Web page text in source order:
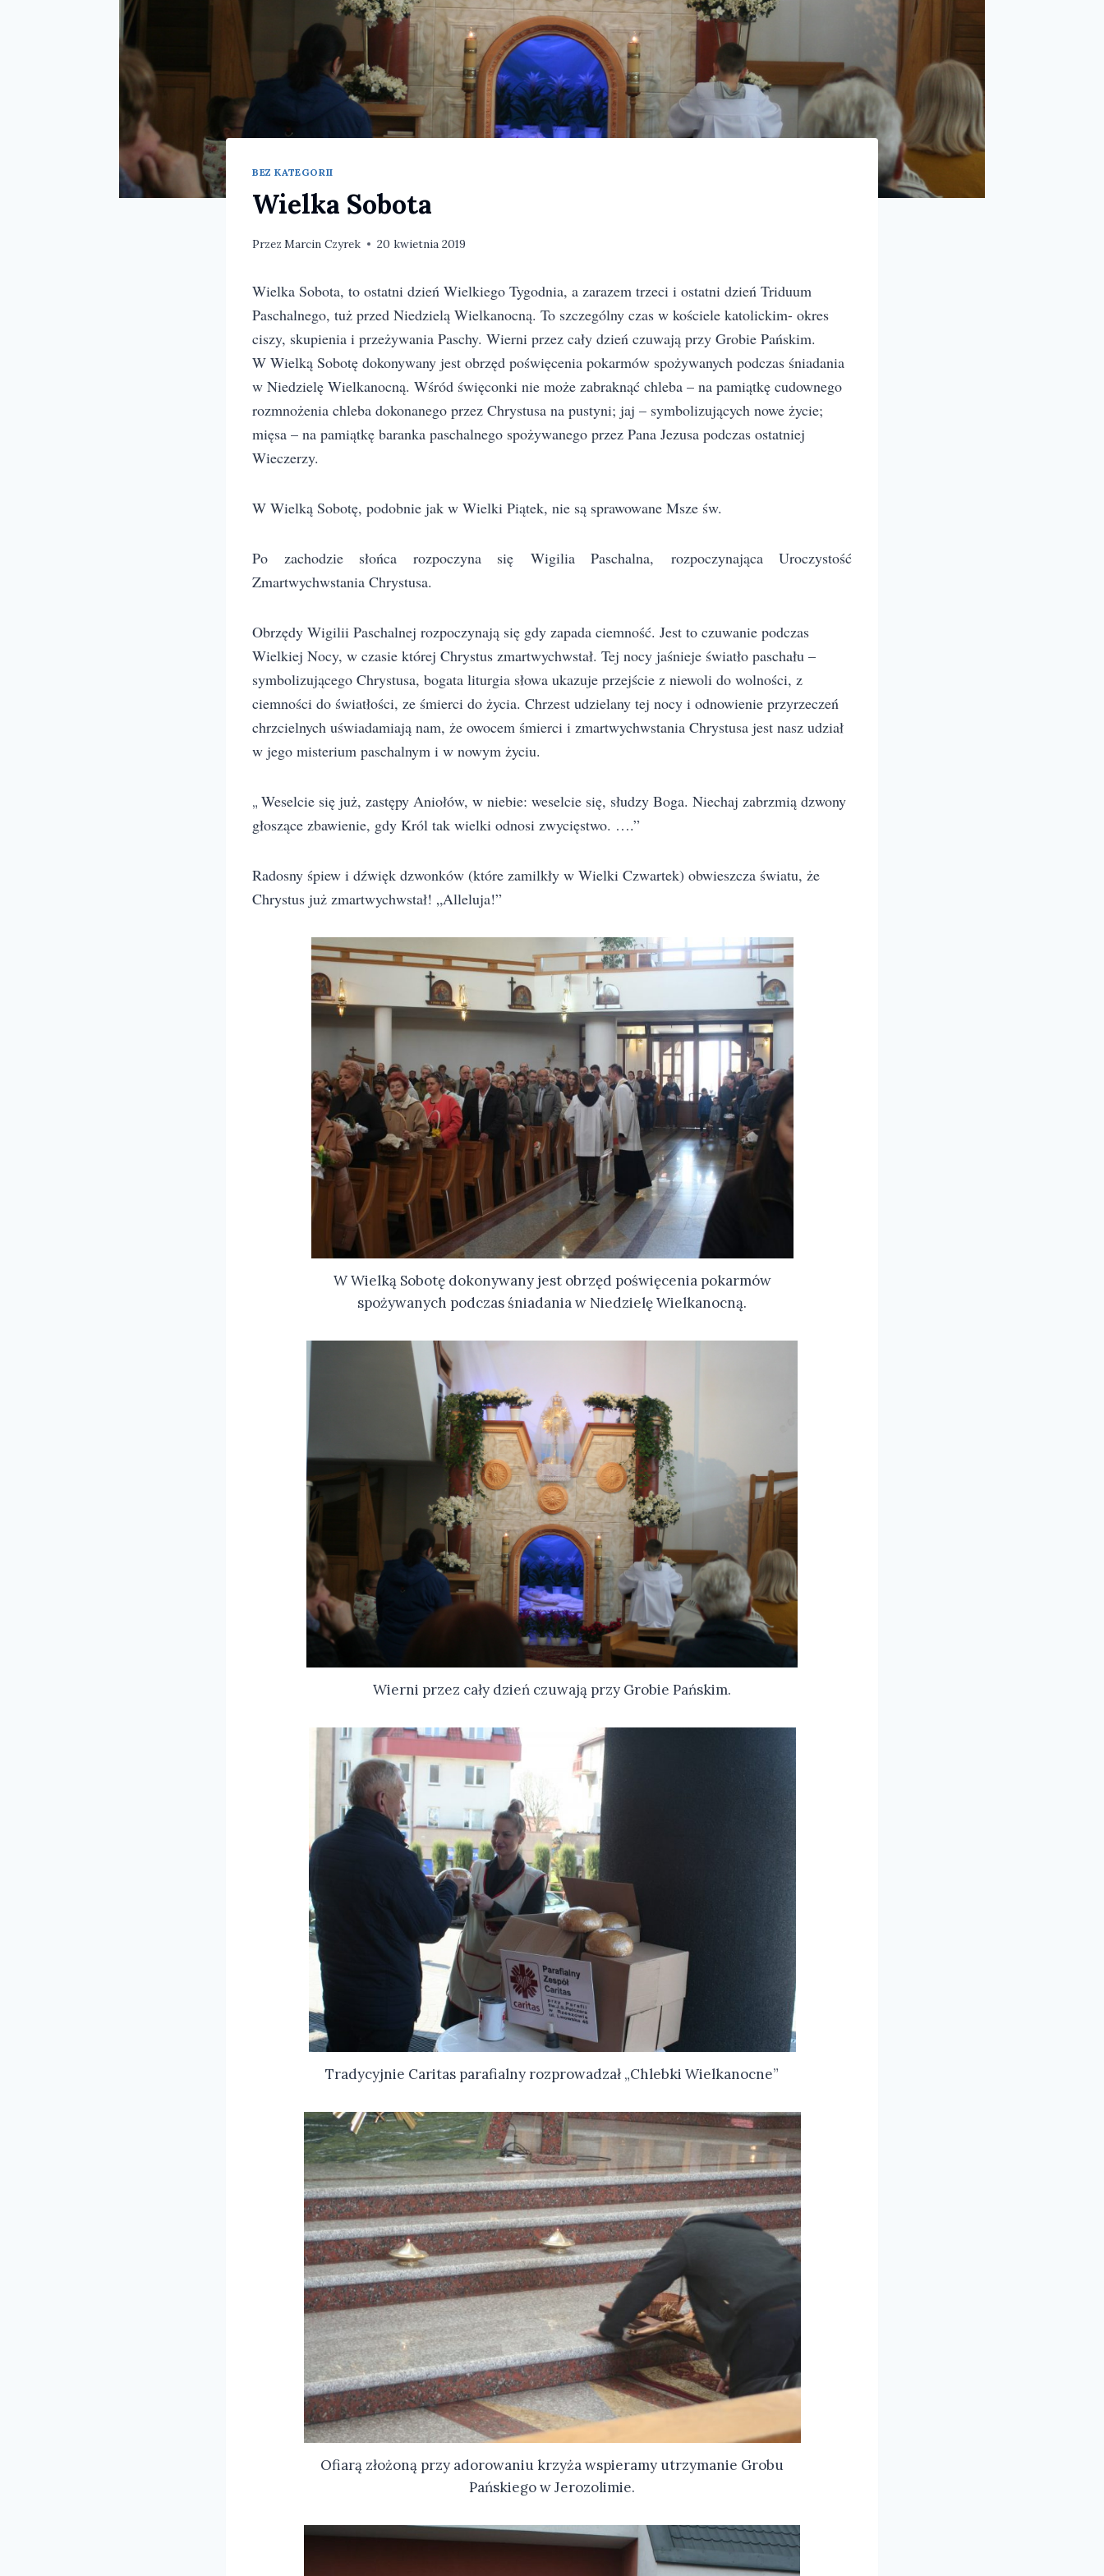
BEZ KATEGORII
Wielka Sobota
Przez Marcin Czyrek 20 kwietnia 2019
Wielka Sobota, to ostatni dzień Wielkiego Tygodnia, a zarazem trzeci i ostatni dzień Triduum
Paschalnego, tuż przed Niedzielą Wielkanocną. To szczególny czas w kościele katolickim- okres
ciszy, skupienia i przeżywania Paschy. Wierni przez cały dzień czuwają przy Grobie Pańskim.
W Wielką Sobotę dokonywany jest obrzęd poświęcenia pokarmów spożywanych podczas śniadania
w Niedzielę Wielkanocną. Wśród święconki nie może zabraknąć chleba – na pamiątkę cudownego
rozmnożenia chleba dokonanego przez Chrystusa na pustyni; jaj – symbolizujących nowe życie;
mięsa – na pamiątkę baranka paschalnego spożywanego przez Pana Jezusa podczas ostatniej
Wieczerzy.
W Wielką Sobotę, podobnie jak w Wielki Piątek, nie są sprawowane Msze św.
Po zachodzie słońca rozpoczyna się Wigilia Paschalna, rozpoczynająca Uroczystość
Zmartwychwstania Chrystusa.
Obrzędy Wigilii Paschalnej rozpoczynają się gdy zapada ciemność. Jest to czuwanie podczas
Wielkiej Nocy, w czasie której Chrystus zmartwychwstał. Tej nocy jaśnieje światło paschału –
symbolizującego Chrystusa, bogata liturgia słowa ukazuje przejście z niewoli do wolności, z
ciemności do światłości, ze śmierci do życia. Chrzest udzielany tej nocy i odnowienie przyrzeczeń
chrzcielnych uświadamiają nam, że owocem śmierci i zmartwychwstania Chrystusa jest nasz udział
w jego misterium paschalnym i w nowym życiu.
„ Weselcie się już, zastępy Aniołów, w niebie: weselcie się, słudzy Boga. Niechaj zabrzmią dzwony
głoszące zbawienie, gdy Król tak wielki odnosi zwycięstwo. ….”
Radosny śpiew i dźwięk dzwonków (które zamilkły w Wielki Czwartek) obwieszcza światu, że
Chrystus już zmartwychwstał! „Alleluja!”
W Wielką Sobotę dokonywany jest obrzęd poświęcenia pokarmów
spożywanych podczas śniadania w Niedzielę Wielkanocną.
Wierni przez cały dzień czuwają przy Grobie Pańskim.
Tradycyjnie Caritas parafialny rozprowadzał „Chlebki Wielkanocne”
Ofiarą złożoną przy adorowaniu krzyża wspieramy utrzymanie Grobu
Pańskiego w Jerozolimie.